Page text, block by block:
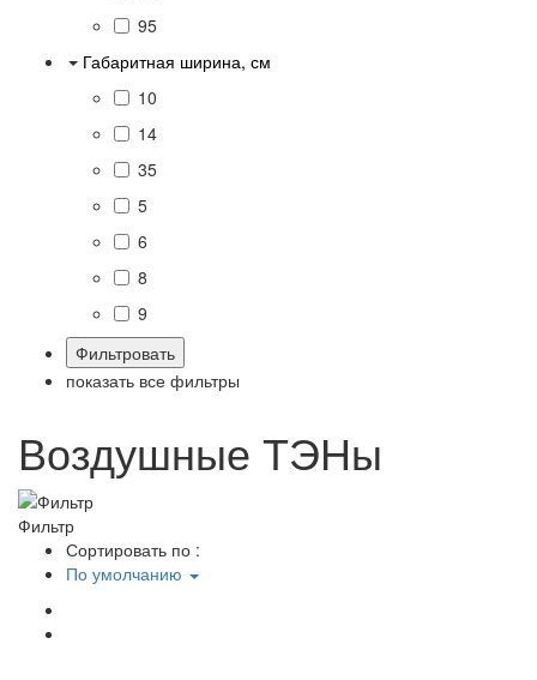
95
Габаритная ширина, см
10
14
35
5
6
8
9
показать все фильтры
Воздушные ТЭНы
Фильтр
Сортировать по :
По умолчанию